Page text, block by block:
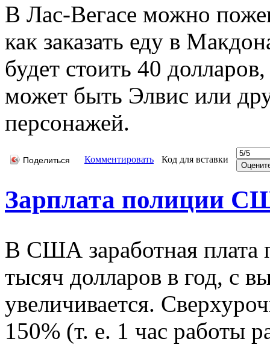
В Лас-Вегасе можно
как заказать еду в
будет стоить 40
может быть Элвис или
персонажей.
Поделиться Комментировать Код для вставки
Зарплата полиции
В США заработная плата
тысяч долларов в год, с
увеличивается.
150% (т. е. 1 час работы